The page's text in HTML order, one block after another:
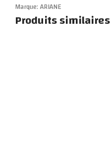
Marque:ARIANE
Produits similaires